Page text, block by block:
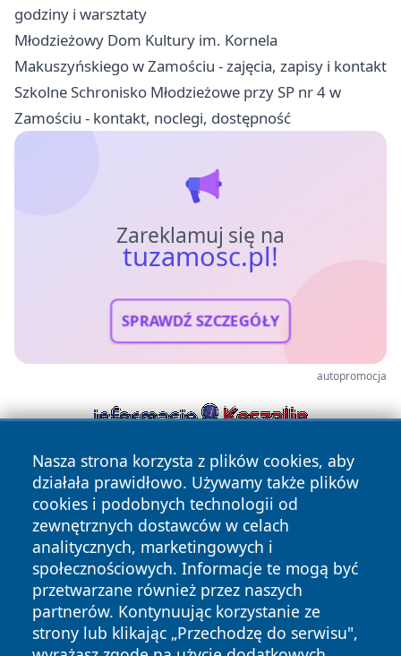
godziny i warsztaty
Młodzieżowy Dom Kultury im. Kornela
Makuszyńskiego w Zamościu - zajęcia, zapisy i kontakt
Szkolne Schronisko Młodzieżowe przy SP nr 4 w
Zamościu - kontakt, noclegi, dostępność
Zareklamuj się na
tuzamosc.pl!
SPRAWDŹ SZCZEGÓŁY
autopromocja
Nasza strona korzysta z plików cookies, aby
działała prawidłowo. Używamy także plików
cookies i podobnych technologii od
zewnętrznych dostawców w celach
analitycznych, marketingowych i
społecznościowych. Informacje te mogą być
przetwarzane również przez naszych
partnerów. Kontynuując korzystanie ze
strony lub klikając „Przechodzę do serwisu",
Copyright © 2026 tuzamosc.pl Wszystkie prawa zastrzeżone.
News Autorzy
Polityka
Polityka